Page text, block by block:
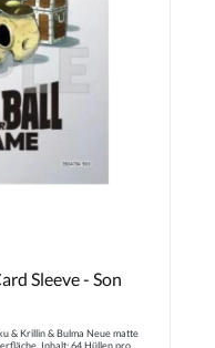
0 von 5 Sternen
Sleeve - Son
& Krillin & Bulma Neue matte
Inhalt: 64 Hüllen pro